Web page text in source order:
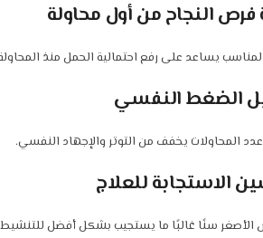
فرص النجاح من أول محاولة
يساعد على رفع احتمالية الحمل منذ
الضغط النفسي
المحاولات يخفف من التوتر والإجهاد النفسي.
الاستجابة للعلاج
الأصغر سنًا غالبًا ما يستجيب بشكل أفضل